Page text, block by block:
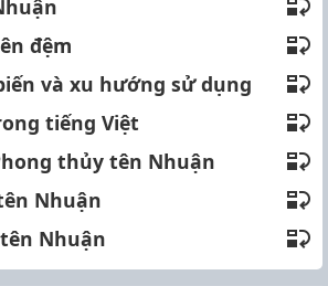
đệm
và xu hướng sử dụng
tiếng Việt
thủy tên Nhuận
Nhuận
Nhuận